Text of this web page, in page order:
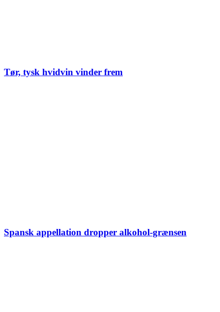
Tør, tysk hvidvin vinder frem
Spansk appellation dropper alkohol-grænsen